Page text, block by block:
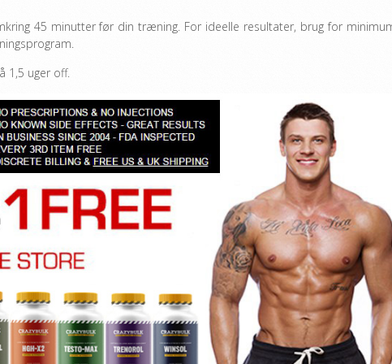
45 minutter før din træning. For ideelle resultater, brug for
1,5 uger off.